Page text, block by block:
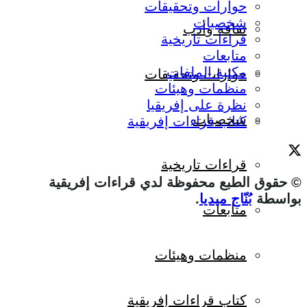
ثقافة وأدب
حوارات وتحقيقات
شخصيات
قراءات تاريخية
متابعات
منظمات وهيئات
كتاب قراءات إفريقية
حوارات وتحقيقات
شخصيات
قراءات تاريخية
متابعات
مكتبة الملفات
منظمات وهيئات
نظرة على إفريقيا
كتاب قراءات إفريقية
© حقوق الطبع محفوظة لدي قراءات إفريقية
بواسطةبُنّاج ميديا.